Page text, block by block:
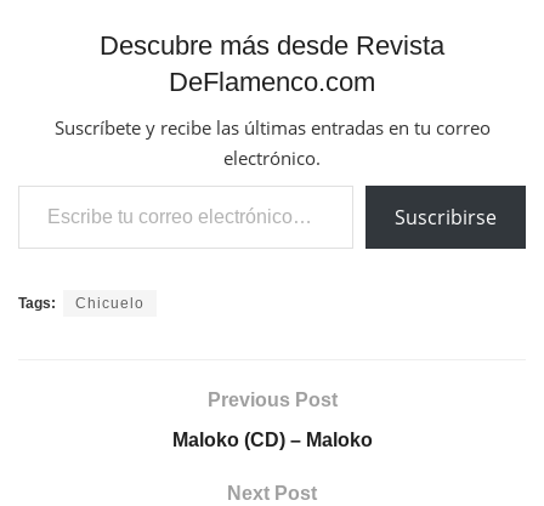
Descubre más desde Revista
DeFlamenco.com
Suscríbete y recibe las últimas entradas en tu correo
electrónico.
Escribe tu correo electrónico…
Suscribirse
Tags: Chicuelo
Previous Post
Maloko (CD) – Maloko
Next Post